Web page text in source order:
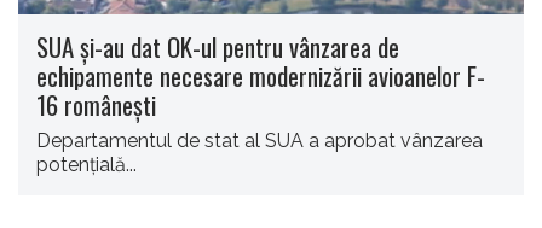
SUA și-au dat OK-ul pentru vânzarea de
echipamente necesare modernizării avioanelor F-
16 românești
Departamentul de stat al SUA a aprobat vânzarea
potenţială...